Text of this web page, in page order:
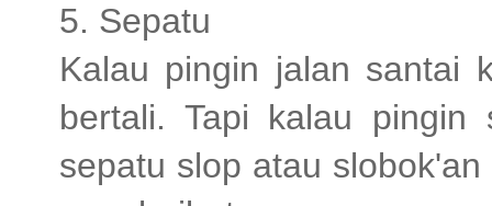
5. Sepatu
Kalau pingin jalan santai
bertali. Tapi kalau pingin
sepatu slop atau